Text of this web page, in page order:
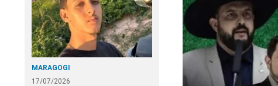
MARAGOGI
17/07/2026